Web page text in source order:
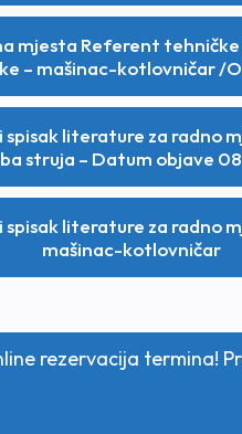
mjesta Referent
– mašinac-kotlovničar /
spisak literature za radno
struja – Datum objave
spisak literature za radno
mašinac-kotlovničar
rezervacija termina!